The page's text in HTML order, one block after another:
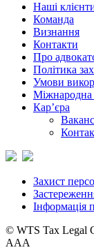
Наші
Команда
Визнання
Контакти
Про
Політика
Умови
Кар’єра
Захист
Інформація
© WTS Tax Legal
AAA